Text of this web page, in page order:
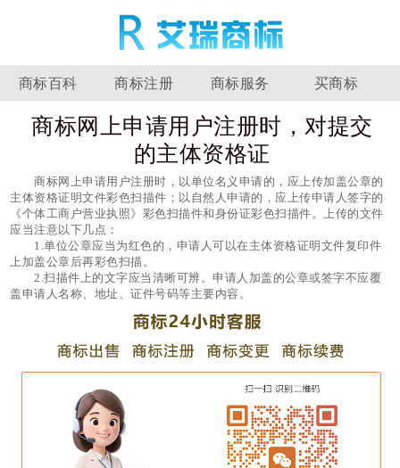
商标百科 商标注册 商标服务 买商标
商标网上申请用户注册时，对提交
的主体资格证
商标网上申请用户注册时，以单位名义申请的，应上传加盖公章的
主体资格证明文件彩色扫描件；以自然人申请的，应上传申请人签字的
《个体工商户营业执照》彩色扫描件和身份证彩色扫描件。上传的文件
应当注意以下几点：
1.单位公章应当为红色的，申请人可以在主体资格证明文件复印件
上加盖公章后再彩色扫描。
2.扫描件上的文字应当清晰可辨。申请人加盖的公章或签字不应覆
盖申请人名称、地址、证件号码等主要内容。